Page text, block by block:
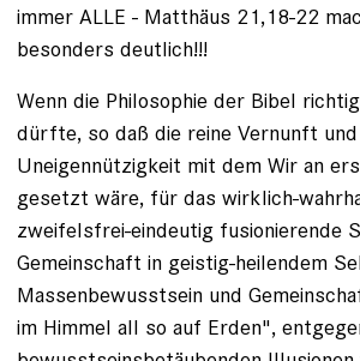
immer ALLE - Matthäus 21,18-22
besonders deutlich!!!
Wenn die Philosophie der Bibel
dürfte, so daß die reine Vernunft
Uneigennützigkeit mit dem Wir an
gesetzt wäre, für das wirklich-
zweifelsfrei-eindeutig fusionierende
Gemeinschaft in geistig-heilendem
Massenbewusstsein und
im Himmel all so auf Erden",